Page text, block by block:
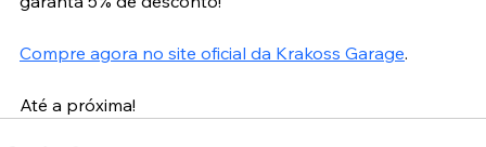
Compre agora no site oficial da Krakoss Garage.
Até a próxima!